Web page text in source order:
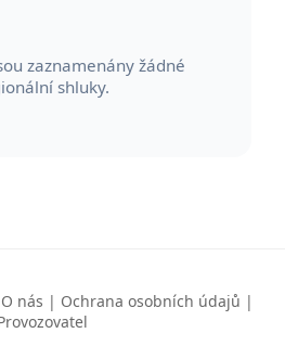
zaznamenány žádné
shluky.
O nás | Ochrana osobních údajů |